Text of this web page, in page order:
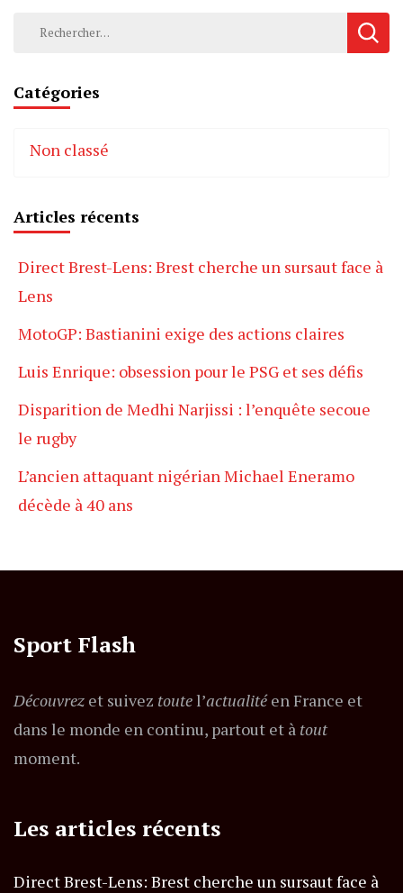
Rechercher :
Catégories
Non classé
Articles récents
Direct Brest-Lens: Brest cherche un sursaut face à
Lens
MotoGP: Bastianini exige des actions claires
Luis Enrique: obsession pour le PSG et ses défis
Disparition de Medhi Narjissi : l’enquête secoue
le rugby
L’ancien attaquant nigérian Michael Eneramo
décède à 40 ans
Sport Flash
Découvrez et suivez toutel’actualitéen France et
dans le monde en continu, partout et à tout
moment.
Les articles récents
Direct Brest-Lens: Brest cherche un sursaut face à